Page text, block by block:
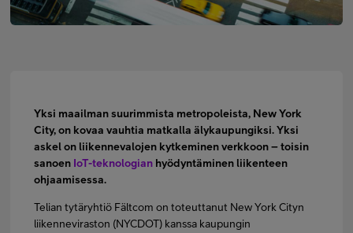
FI EN SV
Yksi maailman suurimmista metropoleista, New York
City, on kovaa vauhtia matkalla älykaupungiksi. Yksi
askel on liikennevalojen kytkeminen verkkoon – toisin
sanoen IoT-teknologian hyödyntäminen liikenteen
ohjaamisessa.
Telian tytäryhtiö Fältcom on toteuttanut New York Cityn
liikenneviraston (NYCDOT) kanssa kaupungin